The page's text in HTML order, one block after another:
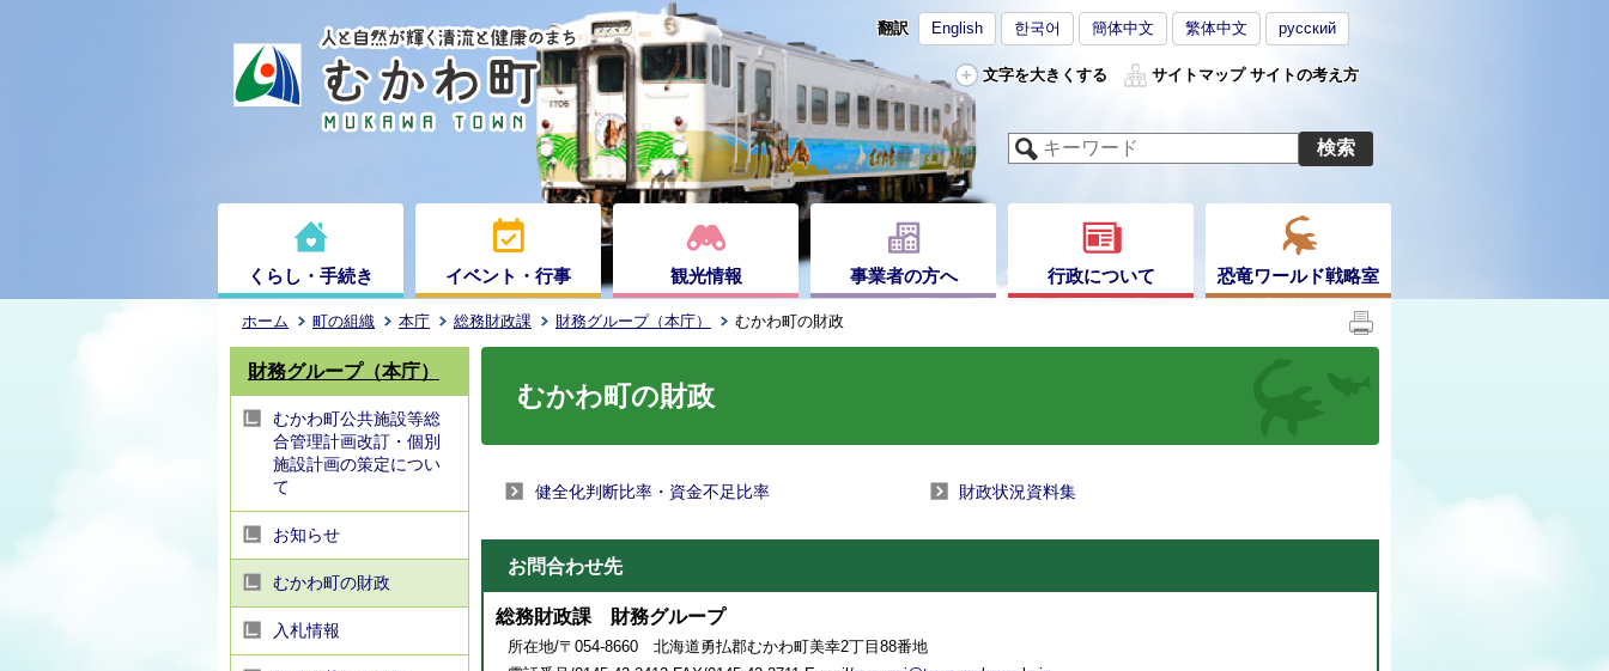
翻訳 English 한국어 簡体中文 繁体中文 русский
文字を大きくする サイトマップ サイトの考え方
くらし・手続き イベント・行事 観光情報 事業者の方へ 行政について 恐竜ワールド戦略室
ホーム 町の組織 本庁 総務財政課 財務グループ（本庁） むかわ町の財政
財務グループ（本庁）
むかわ町公共施設等総
合管理計画改訂・個別
施設計画の策定につい
て
お知らせ
むかわ町の財政
入札情報
むかわ町の財政
健全化判断比率・資金不足比率 財政状況資料集
お問合わせ先
総務財政課 財務グループ
所在地/〒054-8660 北海道勇払郡むかわ町美幸2丁目88番地